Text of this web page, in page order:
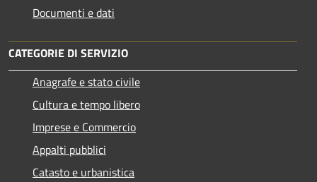
Documenti e dati
CATEGORIE DI SERVIZIO
Anagrafe e stato civile
Cultura e tempo libero
Imprese e Commercio
Appalti pubblici
Catasto e urbanistica